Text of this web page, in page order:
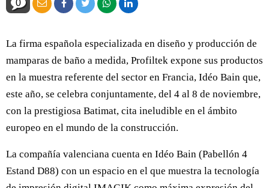
0
La firma española especializada en diseño y producción de
mamparas de baño a medida, Profiltek expone sus productos
en la muestra referente del sector en Francia, Idéo Bain que,
este año, se celebra conjuntamente, del 4 al 8 de noviembre,
con la prestigiosa Batimat, cita ineludible en el ámbito
europeo en el mundo de la construcción.
La compañía valenciana cuenta en Idéo Bain (Pabellón 4
Estand D88) con un espacio en el que muestra la tecnología